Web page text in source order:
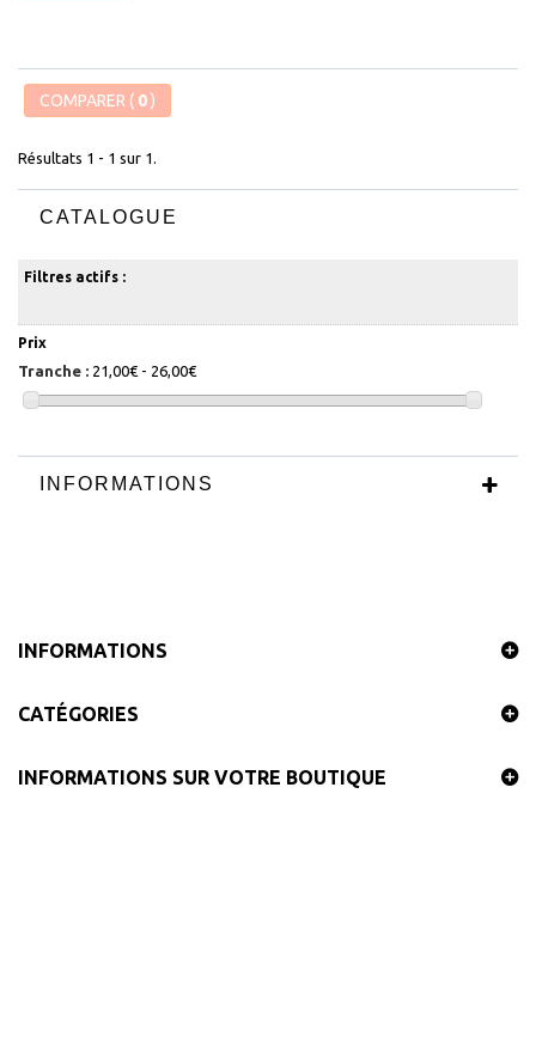
COMPARER ( 0)
Résultats 1 - 1 sur 1.
CATALOGUE
Filtres actifs :
Prix
Tranche : 21,00€ - 26,00€
INFORMATIONS
INFORMATIONS
CATÉGORIES
INFORMATIONS SUR VOTRE BOUTIQUE